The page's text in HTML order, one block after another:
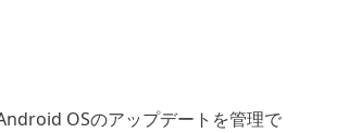
OSのアップデートを管理で